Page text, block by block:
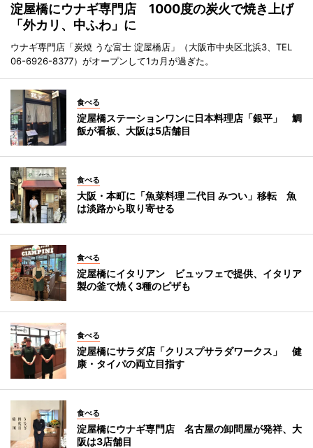
淀屋橋にウナギ専門店 1000度の炭火で焼き上げ
「外カリ、中ふわ」に
ウナギ専門店「炭焼 うな富士 淀屋橋店」（大阪市中央区北浜3、TEL
06-6926-8377）がオープンして1カ月が過ぎた。
食べる
淀屋橋ステーションワンに日本料理店「銀平」 鯛
飯が看板、大阪は5店舗目
食べる
大阪・本町に「魚菜料理 二代目 みつい」移転 魚
は淡路から取り寄せる
食べる
淀屋橋にイタリアン ビュッフェで提供、イタリア
製の釜で焼く3種のピザも
食べる
淀屋橋にサラダ店「クリスプサラダワークス」 健
康・タイパの両立目指す
食べる
淀屋橋にウナギ専門店 名古屋の卸問屋が発祥、大
阪は3店舗目